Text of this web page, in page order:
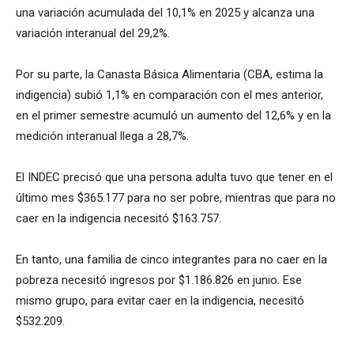
una variación acumulada del 10,1% en 2025 y alcanza una
variación interanual del 29,2%.
Por su parte, la Canasta Básica Alimentaria (CBA, estima la
indigencia) subió 1,1% en comparación con el mes anterior,
en el primer semestre acumuló un aumento del 12,6% y en la
medición interanual llega a 28,7%.
El INDEC precisó que una persona adulta tuvo que tener en el
último mes $365.177 para no ser pobre, mientras que para no
caer en la indigencia necesitó $163.757.
En tanto, una familia de cinco integrantes para no caer en la
pobreza necesitó ingresos por $1.186.826 en junio. Ese
mismo grupo, para evitar caer en la indigencia, necesitó
$532.209.